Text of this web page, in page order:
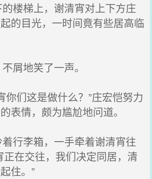
楼梯上，谢清宵对上下方庄
的目光，一时间竟有些居高临
屑地笑了一声。
们这是做什么？”庄宏恺努力
表情，颇为尴尬地问道。
行李箱，一手牵着谢清宵往
正在交往，我们决定同居，清
住。”